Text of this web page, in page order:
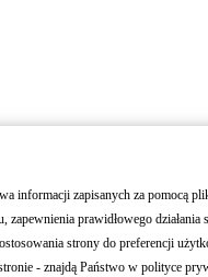
informacji zapisanych za pomocą
prawidłowego działania
strony do preferencji
- znajdą Państwo w polityce